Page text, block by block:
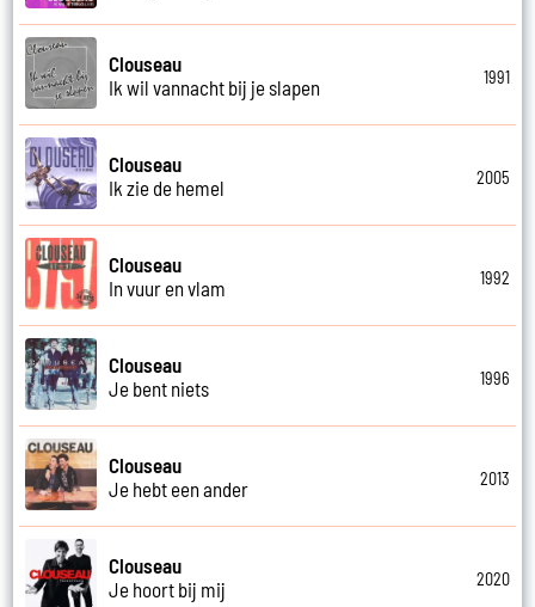
Clouseau
Ik wil vannacht bij je slapen
1991
Clouseau
Ik zie de hemel
2005
Clouseau
In vuur en vlam
1992
Clouseau
Je bent niets
1996
Clouseau
Je hebt een ander
2013
Clouseau
Je hoort bij mij
2020